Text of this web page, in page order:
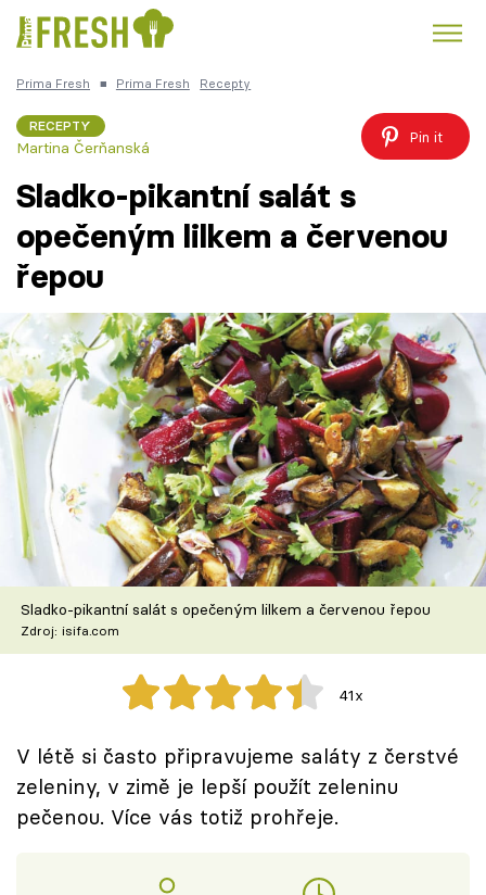
Česká kuchyně
Témata
Recepty
Články
TV Program
Škola vaření
Recepty z TV
Speciál: Cuketa
Těhotnej kuchař
Přihlášení
Prima Fresh ■ Prima Fresh Recepty
RECEPTY
Martina Čerňanská
Pin it
Sladko-pikantní salát s
opečeným lilkem a červenou
řepou
Sladko-pikantní salát s opečeným lilkem a červenou řepou
Zdroj: isifa.com
41x
V létě si často připravujeme saláty z čerstvé
zeleniny, v zimě je lepší použít zeleninu
pečenou. Více vás totiž prohřeje.